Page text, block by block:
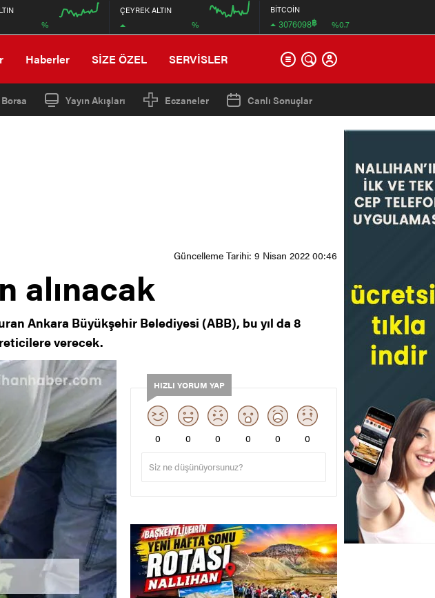
%
ÇEYREK ALTIN
%
BİTCOİN
3076098฿ %0.7
Haberler SİZE ÖZEL SERVİSLER
Yayın Akışları Eczaneler Canlı Sonuçlar
Güncelleme Tarihi: 9 Nisan 2022 00:46
alınacak
Ankara Büyükşehir Belediyesi (ABB), bu yıl da 8
verecek.
HIZLI YORUM YAP
0 0 0 0 0 0